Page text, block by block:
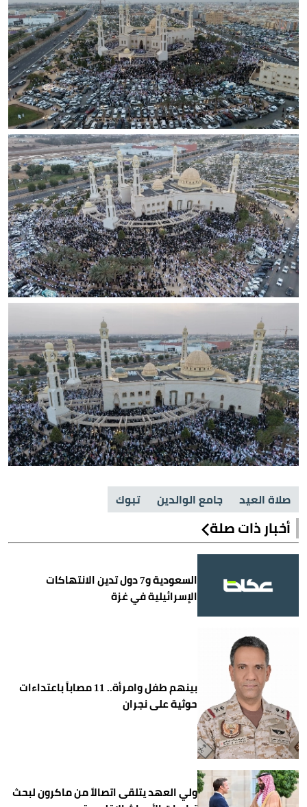
صلاة العيد جامع الوالدين تبوك
أخبار ذات صلة
السعودية و7 دول تدين الانتهاكات
الإسرائيلية في غزة
بينهم طفل وامرأة.. 11 مصاباً باعتداءات
حوثية على نجران
ولي العهد يتلقى اتصالاً من ماكرون لبحث